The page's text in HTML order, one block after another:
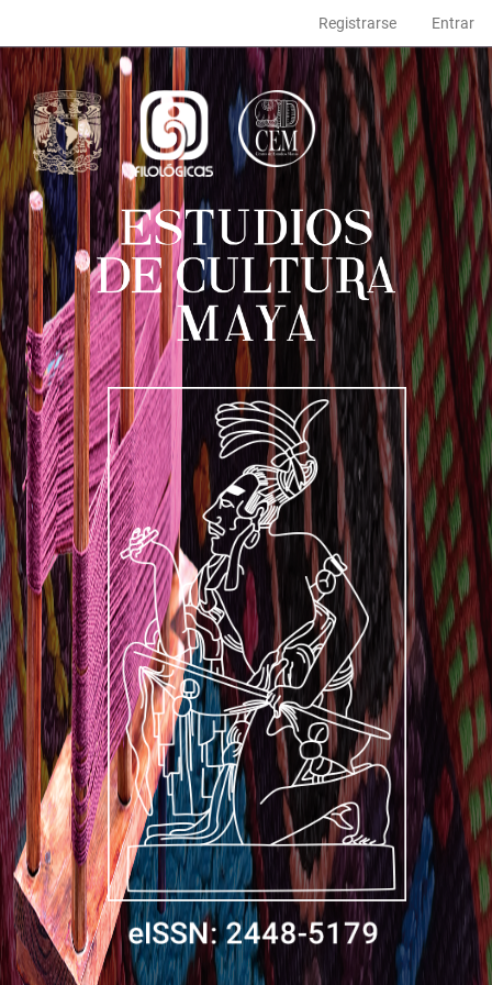
Contenido
principal
Barra
lateral
Registrarse Entrar